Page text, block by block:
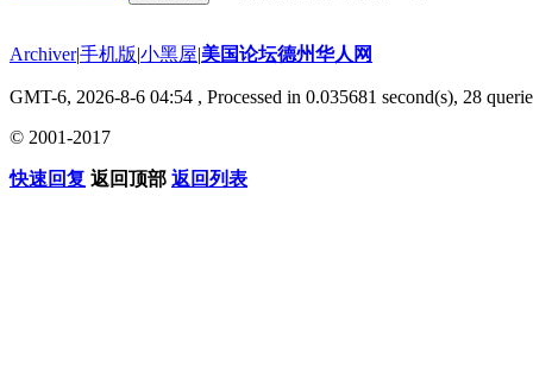
Archiver|手机版|小黑屋|美国论坛德州华人网
GMT-6, 2026-8-6 04:54 , Processed in 0.035681 second(s), 28
© 2001-2017
快速回复 返回顶部 返回列表